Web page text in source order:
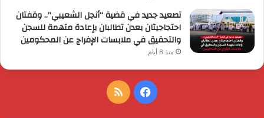
تصعيد جديد في قضية “أنجل الشعيبي”.. وقفتان
احتجاجيتان بعدن تطالبان بإعادة متهمة للسجن
والتحقيق في ملابسات الإفراج عن المحكومين
منذ 6 أيام
فيسبوكملخص